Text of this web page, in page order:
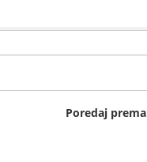
Poredaj prema